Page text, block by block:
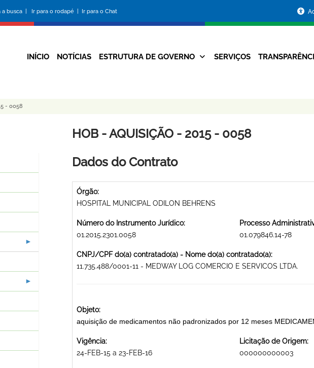
a busca | Ir para o rodapé | Ir para o Chat
da
Prefeitura
Navegação
INÍCIO NOTÍCIAS ESTRUTURA DE GOVERNO SERVIÇOS
- 0058
HOB - AQUISIÇÃO - 2015 - 0058
Dados do Contrato
Órgão:
HOSPITAL MUNICIPAL ODILON BEHRENS
Número do Instrumento Jurídico:
01.2015.2301.0058
Processo
01.079846.14-78
CNPJ/CPF do(a) contratado(a) - Nome do(a) contratado(a):
11.735.488/0001-11 - MEDWAY LOG COMERCIO E SERVICOS LTDA.
Objeto:
aquisição de medicamentos não padronizados por 12 meses
Vigência:
24-FEB-15 a 23-FEB-16
Licitação de Origem:
000000000003